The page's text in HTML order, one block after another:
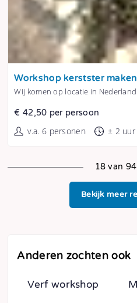
Anderen zochten ook
Verf workshop
Tonen
Workshop kerstster
Wij komen op locatie in Nederland
€ 42,50 per persoon
v.a. 6 personen ± 2 uur
18 van
Bekijk meer